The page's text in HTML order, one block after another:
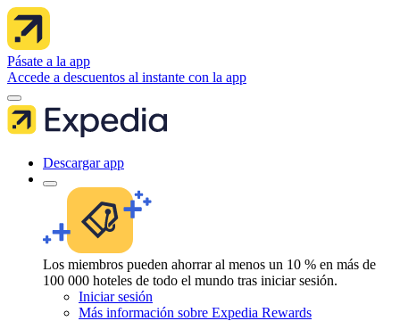
Pásate a la app
Accede a descuentos al instante con la app
Descargar app
Los miembros pueden ahorrar al menos un 10 % en más de
100 000 hoteles de todo el mundo tras iniciar sesión.
Iniciar sesión
Más información sobre Expedia Rewards